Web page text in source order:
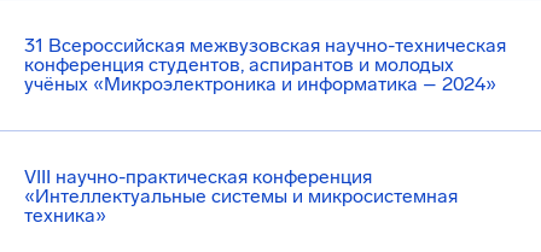
31 Всероссийская межвузовская научно-техническая
конференция студентов, аспирантов и молодых
учёных «Микроэлектроника и информатика – 2024»
VIII научно-практическая конференция
«Интеллектуальные системы и микросистемная
техника»